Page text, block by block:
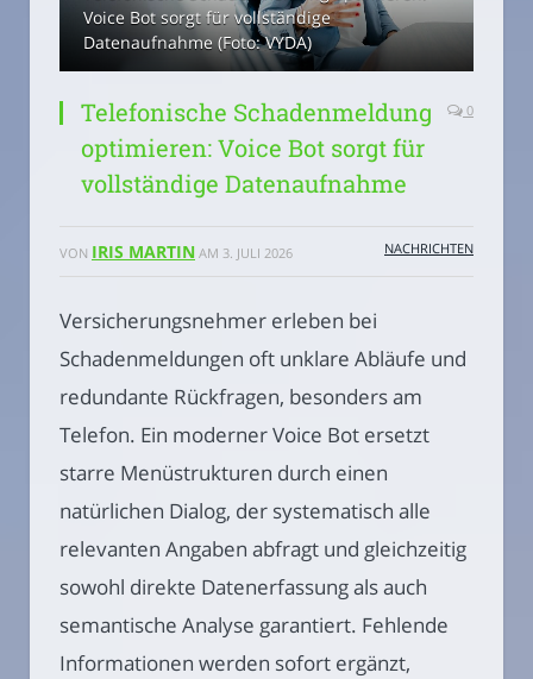
Voice Bot sorgt für vollständige
Datenaufnahme (Foto: VYDA)
Telefonische Schadenmeldung
optimieren: Voice Bot sorgt für
vollständige Datenaufnahme
0
VON IRIS MARTIN AM 3. JULI 2026 NACHRICHTEN
Versicherungsnehmer erleben bei
Schadenmeldungen oft unklare Abläufe und
redundante Rückfragen, besonders am
Telefon. Ein moderner Voice Bot ersetzt
starre Menüstrukturen durch einen
natürlichen Dialog, der systematisch alle
relevanten Angaben abfragt und gleichzeitig
sowohl direkte Datenerfassung als auch
semantische Analyse garantiert. Fehlende
Informationen werden sofort ergänzt,